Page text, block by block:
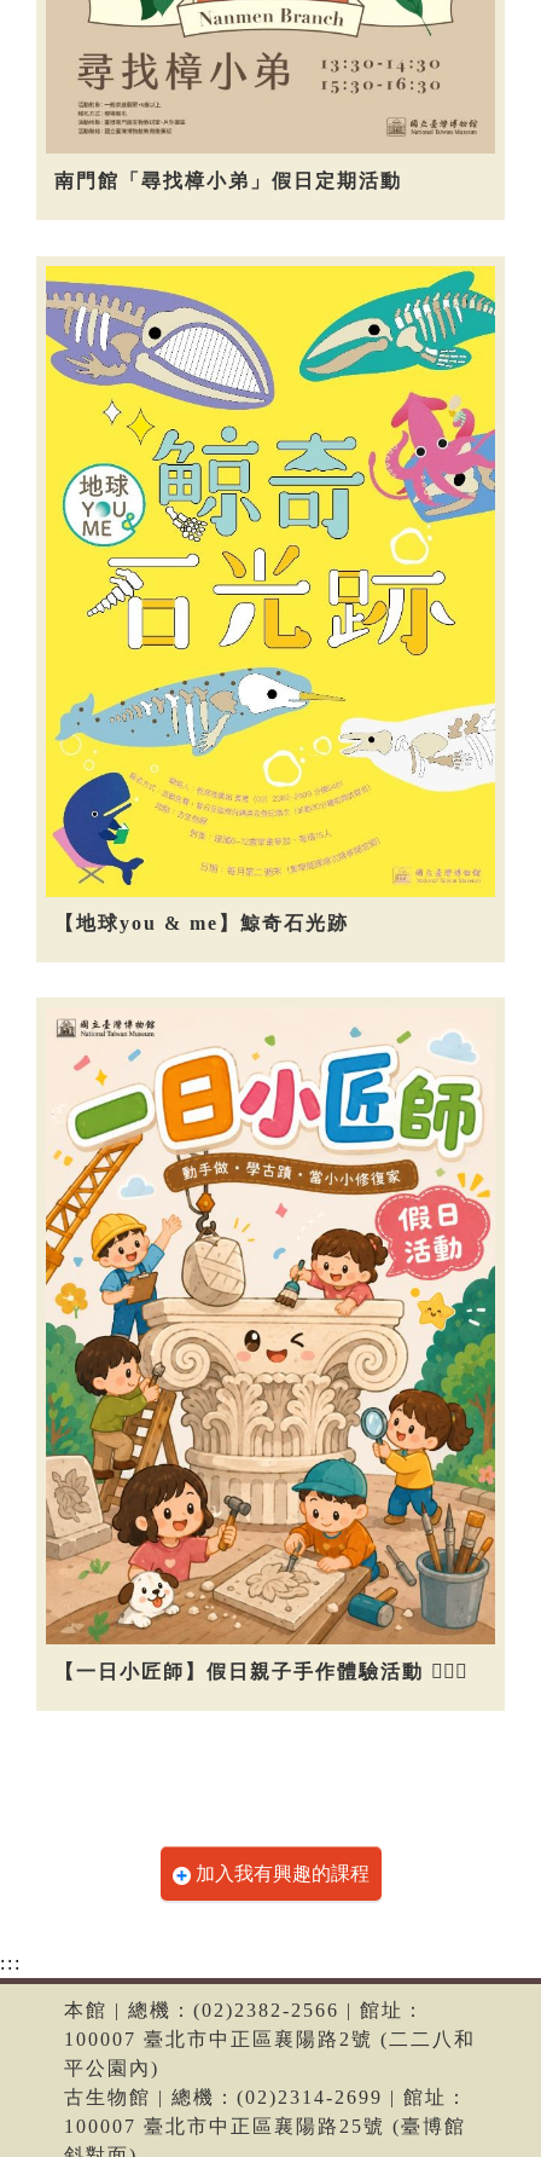
南門館「尋找樟小弟」假日定期活動
【地球you & me】鯨奇石光跡
【一日小匠師】假日親子手作體驗活動 👷🏻‍♀️
加入我有興趣的課程
:::
本館 | 總機：(02)2382-2566 | 館址：
100007 臺北市中正區襄陽路2號 (二二八和
平公園內)
古生物館 | 總機：(02)2314-2699 | 館址：
100007 臺北市中正區襄陽路25號 (臺博館